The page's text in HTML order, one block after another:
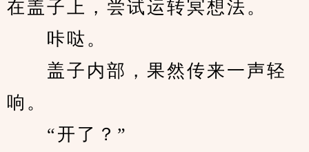
在盖子上，尝试运转冥想法。
咔哒。
盖子内部，果然传来一声轻
响。
“开了？”